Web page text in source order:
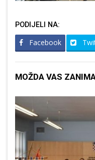
PODIJELI NA:
Facebook
MOŽDA VAS